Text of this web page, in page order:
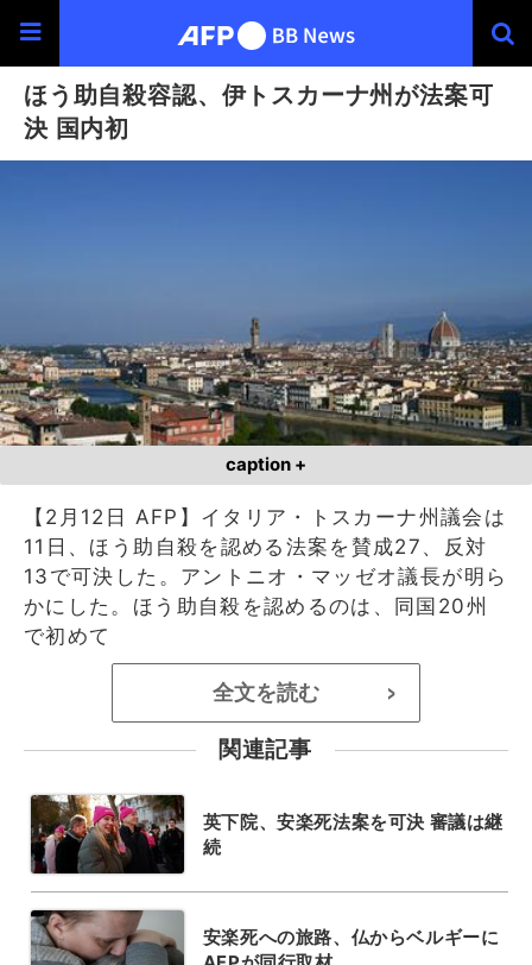
ほう助自殺容認、伊トスカーナ州が法案可
決 国内初
caption +
【2月12日 AFP】イタリア・トスカーナ州議会は
11日、ほう助自殺を認める法案を賛成27、反対
13で可決した。アントニオ・マッゼオ議長が明ら
かにした。ほう助自殺を認めるのは、同国20州
で初めて
全文を読む >
関連記事
英下院、安楽死法案を可決 審議は継
続
安楽死への旅路、仏からベルギーに